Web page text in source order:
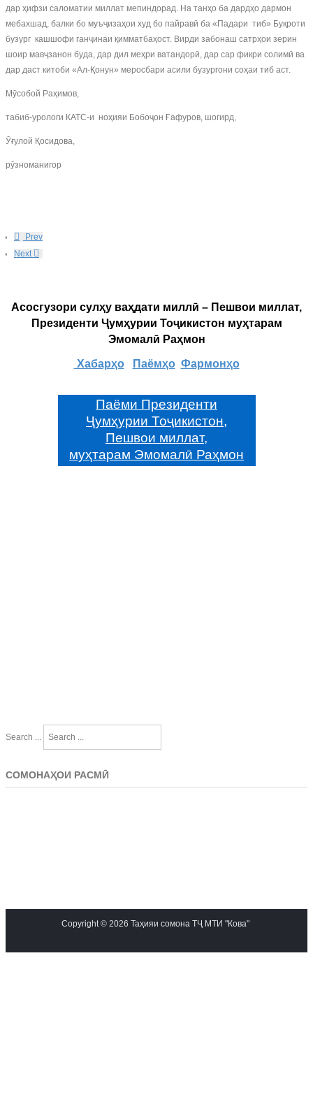
дар ҳифзи саломатии миллат мепиндорад. На танҳо ба дардҳо дармон
мебахшад, балки бо муъҷизаҳои худ бо пайравӣ ба «Падари тиб» Буқроти
бузург кашшофи ганҷинаи қимматбаҳост. Вирди забонаш сатрҳои зерин
шоир мавҷзанон буда, дар дил меҳри ватандорӣ, дар сар фикри солимӣ ва
дар даст китоби «Ал-Қонун» меросбари асили бузургони соҳаи тиб аст.
Мӯсобой Раҳимов,
табиб-урологи КАТС-и ноҳияи Бобоҷон Ғафуров, шогирд,
Ӯғулой Қосидова,
рӯзноманигор
Prev
Next
Асосгузори сулҳу ваҳдати миллӣ – Пешвои миллат,
Президенти Ҷумҳурии Тоҷикистон муҳтарам
Эмомалӣ Раҳмон
Хабарҳо Паёмҳо Фармонҳо
Паёми Президенти
Ҷумҳурии Тоҷикистон,
Пешвои миллат,
муҳтарам Эмомалӣ Раҳмон
Search ...
СОМОНАҲОИ РАСМӢ
Copyright © 2026 Таҳияи сомона ТҶ МТИ "Кова"